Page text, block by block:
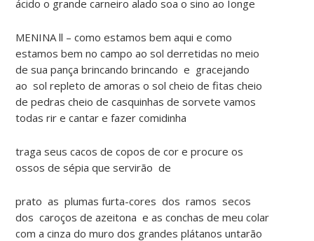
ácido o grande carneiro alado soa o sino ao Ionge
MENINA ll – como estamos bem aqui e como
estamos bem no campo ao sol derretidas no meio
de sua pança brincando brincando e gracejando
ao sol repleto de amoras o sol cheio de fitas cheio
de pedras cheio de casquinhas de sorvete vamos
todas rir e cantar e fazer comidinha
traga seus cacos de copos de cor e procure os
ossos de sépia que servirão de
prato as plumas furta-cores dos ramos secos
dos caroços de azeitona e as conchas de meu colar
com a cinza do muro dos grandes plátanos untarão